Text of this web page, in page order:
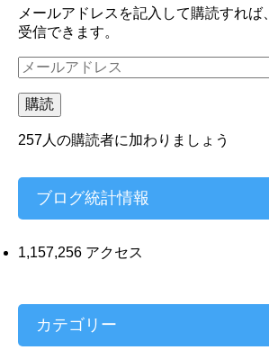
メールアドレスを記入して購読すれば
受信できます。
メ
ー
ル
ア
ド
ス
購読
257人の購読者に加わりましょう
ブログ統計情報
1,157,256 アクセス
カテゴリー